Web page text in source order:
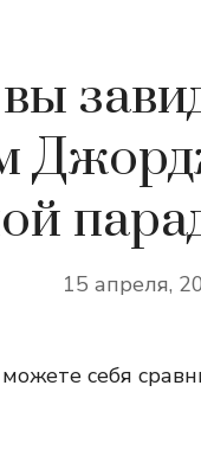
15 апреля,
себя